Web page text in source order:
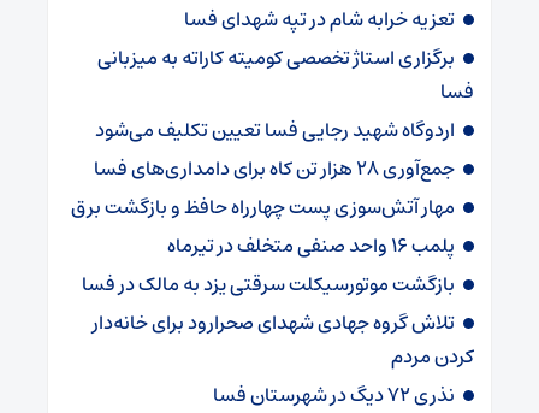
تعزیه خرابه شام در تپه شهدای فسا
برگزاری استاژ تخصصی کومیته کاراته به میزبانی
فسا
اردوگاه شهید رجایی فسا تعیین تکلیف می‌شود
جمع‌آوری ۲۸ هزار تن کاه برای دامداری‌های فسا
مهار آتش‌سوزی پست چهارراه حافظ و بازگشت برق
پلمب ۱۶ واحد صنفی متخلف در تیرماه
بازگشت موتورسیکلت سرقتی یزد به مالک در فسا
تلاش گروه جهادی شهدای صحرارود برای خانه‌دار
کردن مردم
نذری ۷۲ دیگ در شهرستان فسا